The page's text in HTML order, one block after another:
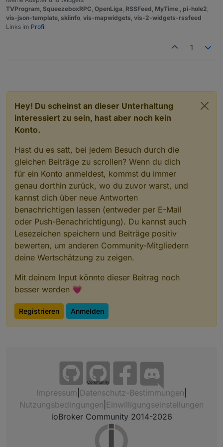
TVProgram, SqueezeboxRPC, OpenLiga, RSSFeed, MyTime,, pi-hole2,
vis-json-template, skiinfo, vis-mapwidgets, vis-2-widgets-rssfeed
Links im Profil
1
Hey! Du scheinst an dieser Unterhaltung
interessiert zu sein, hast aber noch kein
Konto.
Hast du es satt, bei jedem Besuch durch die
gleichen Beiträge zu scrollen? Wenn du dich
für ein Konto anmeldest, kommst du immer
genau dorthin zurück, wo du zuvor warst, und
kannst dich über neue Antworten
benachrichtigen lassen (entweder per E-Mail
oder Push-Benachrichtigung). Du kannst auch
Lesezeichen speichern und Beiträge positiv
bewerten, um anderen Community-Mitgliedern
deine Wertschätzung zu zeigen.
Mit deinem Input könnte dieser Beitrag noch
besser werden 💗
Registrieren Anmelden
Community
Impressum Datenschutz-Bestimmungen
Nutzungsbedingungen Einwilligungseinstellungen
ioBroker Community 2014-2026